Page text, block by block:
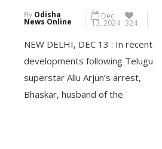
By Odisha
News Online
Dec
13, 2024 324
NEW DELHI, DEC 13 : In recent
developments following Telugu
superstar Allu Arjun’s arrest,
Bhaskar, husband of the